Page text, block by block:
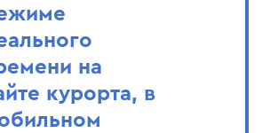
на
курорта, в